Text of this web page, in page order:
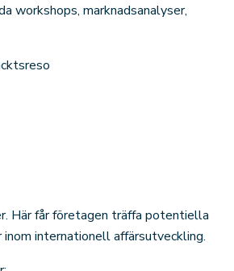
workshops, marknadsanalyser,
Här får företagen träffa potentiella
internationell affärsutveckling.